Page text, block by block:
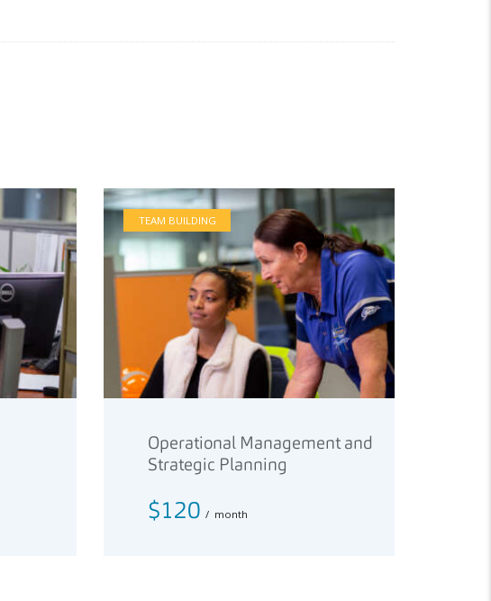
TEAM BUILDING
Operational Management and
Strategic Planning
$120 month